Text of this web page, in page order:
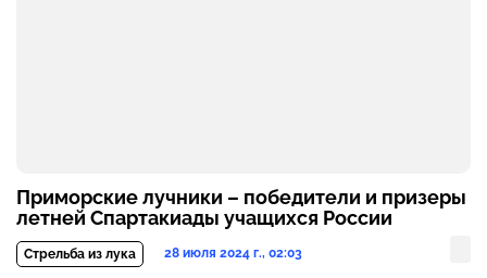
Приморские лучники – победители и призеры
летней Спартакиады учащихся России
Стрельба из лука 28 июля 2024 г., 02:03